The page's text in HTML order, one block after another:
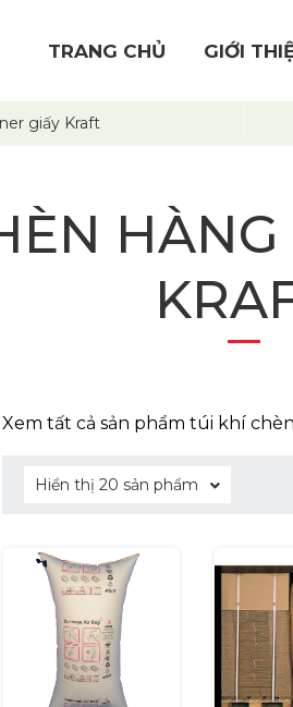
TRANG CHỦ GIỚI
giấy Kraft
Xem tất cả sản phẩm túi khí
Hiển thị 20 sản phẩm